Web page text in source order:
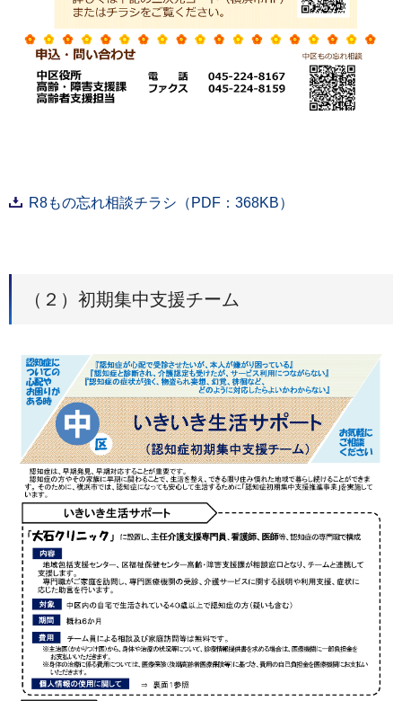
R8もの忘れ相談チラシ（PDF：368KB）
（２）初期集中支援チーム